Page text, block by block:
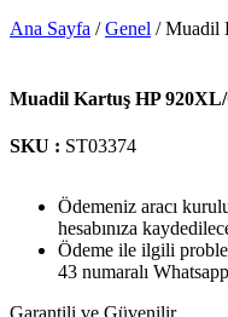
Ana Sayfa /Genel / Muadil
Muadil Kartuş HP
SKU : ST03374
Ödemeniz aracı
hesabınıza
Ödeme ile ilgili
43 numaralı
Garantili ve Güvenilir